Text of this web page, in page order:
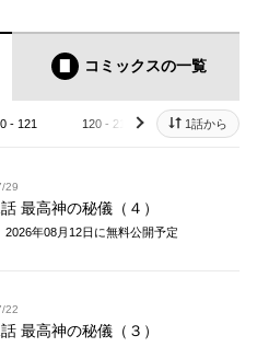
コミックスの一覧
- 121 120 - 21 20 - 1
next 1話から
29
最高神の秘儀（４）
2026年08月12日 に無料公開予定
22
最高神の秘儀（３）